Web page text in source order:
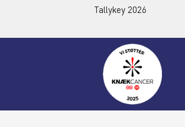
Tallykey 2026